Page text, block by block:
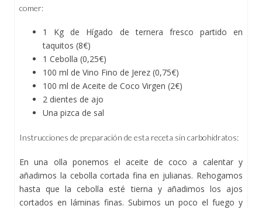
comer:
1 Kg de Hígado de ternera fresco partido en
taquitos (8€)
1 Cebolla (0,25€)
100 ml de Vino Fino de Jerez (0,75€)
100 ml de Aceite de Coco Virgen (2€)
2 dientes de ajo
Una pizca de sal
Instrucciones de preparación de esta receta sin carbohidratos:
En una olla ponemos el aceite de coco a calentar y
añadimos la cebolla cortada fina en julianas. Rehogamos
hasta que la cebolla esté tierna y añadimos los ajos
cortados en láminas finas. Subimos un poco el fuego y